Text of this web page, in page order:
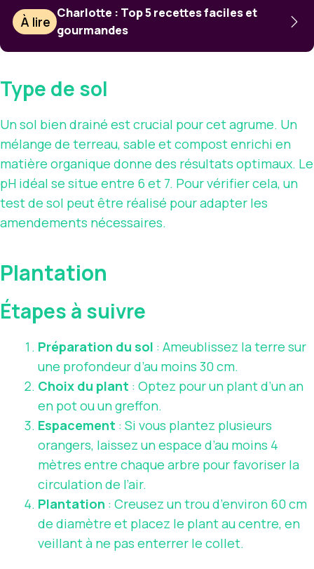
À lire
Charlotte : Top 5 recettes faciles et
gourmandes
Type de sol
Un sol bien drainé est crucial pour cet agrume. Un
mélange de terreau, sable et compost enrichi en
matière organique donne des résultats optimaux. Le
pH idéal se situe entre 6 et 7. Pour vérifier cela, un
test de sol peut être réalisé pour adapter les
amendements nécessaires.
Plantation
Étapes à suivre
Préparation du sol : Ameublissez la terre sur
une profondeur d’au moins 30 cm.
Choix du plant : Optez pour un plant d’un an
en pot ou un greffon.
Espacement : Si vous plantez plusieurs
orangers, laissez un espace d’au moins 4
mètres entre chaque arbre pour favoriser la
circulation de l’air.
Plantation : Creusez un trou d’environ 60 cm
de diamètre et placez le plant au centre, en
veillant à ne pas enterrer le collet.